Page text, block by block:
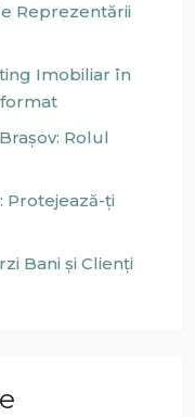
Reprezentării
Imobiliar în
Rolul
Protejează-ți
Bani și Clienți